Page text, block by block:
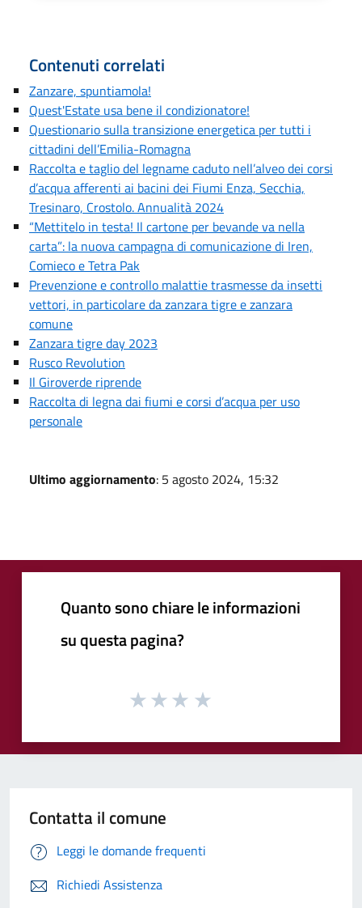
Contenuti correlati
Zanzare, spuntiamola!
Quest'Estate usa bene il condizionatore!
Questionario sulla transizione energetica per tutti i
cittadini dell’Emilia-Romagna
Raccolta e taglio del legname caduto nell’alveo dei corsi
d’acqua afferenti ai bacini dei Fiumi Enza, Secchia,
Tresinaro, Crostolo. Annualità 2024
“Mettitelo in testa! Il cartone per bevande va nella
carta”: la nuova campagna di comunicazione di Iren,
Comieco e Tetra Pak
Prevenzione e controllo malattie trasmesse da insetti
vettori, in particolare da zanzara tigre e zanzara
comune
Zanzara tigre day 2023
Rusco Revolution
Il Giroverde riprende
Raccolta di legna dai fiumi e corsi d’acqua per uso
personale
Ultimo aggiornamento: 5 agosto 2024, 15:32
Quanto sono chiare le informazioni
su questa pagina?
Contatta il comune
Leggi le domande frequenti
Richiedi Assistenza